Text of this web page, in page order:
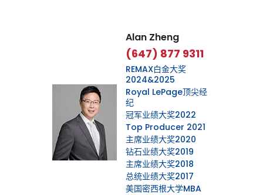
Alan Zheng
(647) 877 9311
REMAX白金大奖
2024&2025
Royal LePage顶尖经
纪
冠军业绩大奖2022
Top Producer 2021
主席业绩大奖2020
钻石业绩大奖2019
主席业绩大奖2018
总统业绩大奖2017
美国密西根大学MBA